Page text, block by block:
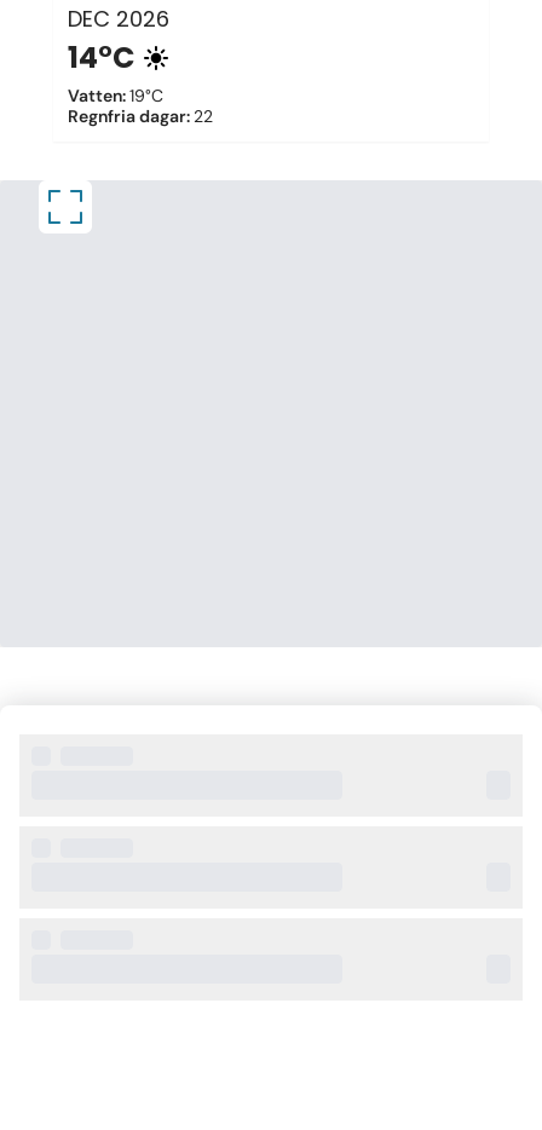
DEC 2026
14°C
Vatten:19°C
Regnfria dagar: 22